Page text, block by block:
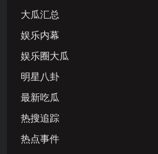
大瓜汇总
娱乐内幕
娱乐圈大瓜
明星八卦
最新吃瓜
热搜追踪
热点事件